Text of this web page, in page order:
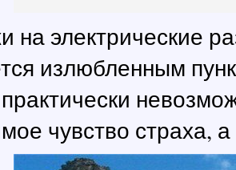
на электрические
излюбленным
чувство страха,